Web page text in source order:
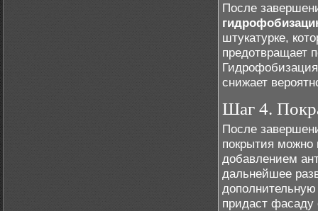
После
штукатурке,
предотвращает
снижает
Шаг 4.
После
покрытия можно
добавлением
дальнейшее
придаст